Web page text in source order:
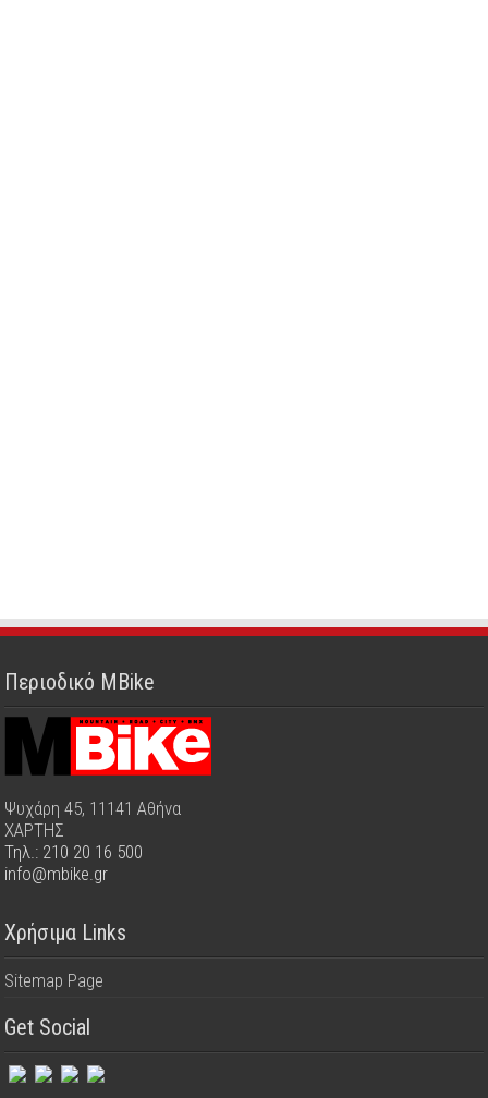
Περιοδικό MBike
Ψυχάρη 45, 11141 Αθήνα
ΧΑΡΤΗΣ
Τηλ.: 210 20 16 500
info@mbike.gr
Χρήσιμα Links
Sitemap Page
Get Social